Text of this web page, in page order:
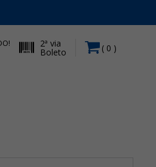
2ª via
Boleto 0